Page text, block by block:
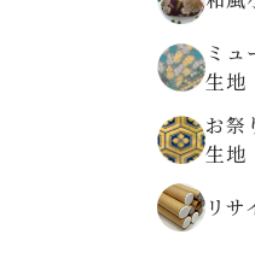
システム
折り布
数珠袋
金襴ケ
金襴小物
金襴がま
ちりめん
ミュ
生地
お祭
生地
リサ